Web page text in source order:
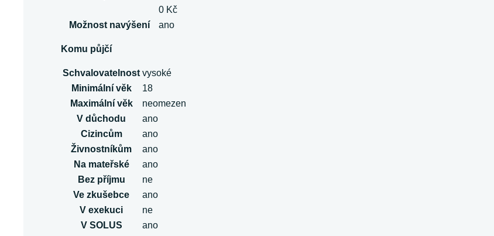
0 Kč
Možnost navýšení
ano
Komu půjčí
Schvalovatelnost vysoké
Minimální věk
18
Maximální věk
neomezen
V důchodu
ano
Cizincům
ano
Živnostníkům
ano
Na mateřské
ano
Bez příjmu
ne
Ve zkušebce
ano
V exekuci
ne
V SOLUS
ano